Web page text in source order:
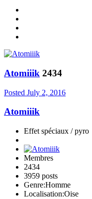
Atomiiik 2434
Posted July 2, 2016
Atomiiik
Effet spéciaux / pyro
Membres
2434
3959 posts
Genre:Homme
Localisation:Oise